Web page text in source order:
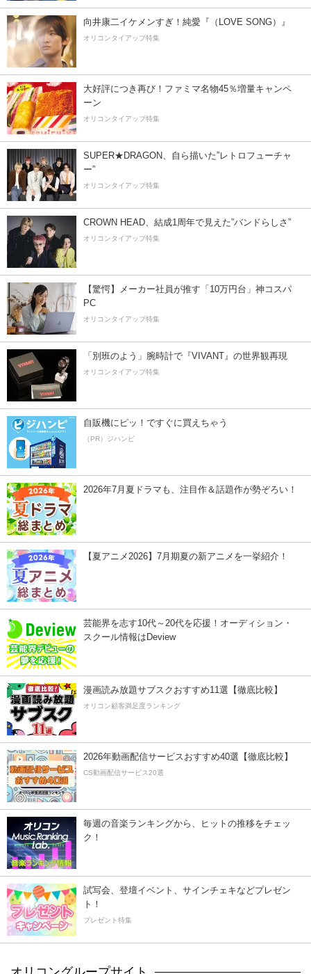
向井康二イケメンすぎ！純愛『（LOVE SONG）』
オリコンタイアップ特集
大好評につき再び！ファミマ名物45％増量キャンペ
ーン
オリコンタイアップ特集
SUPER★DRAGON、自ら描いた”レトロフューチャ
ー”
オリコンタイアップ特集
CROWN HEAD、結成1周年で見えた”バンドらしさ”
オリコンタイアップ特集
【驚愕】メーカー社員が推す「10万円台」神コスパ
PC
オリコンタイアップ特集
「別班のよう」腕時計で『VIVANT』の世界観再現
オリコンタイアップ特集
自販機にピッ！ですぐに買えちゃう
（PR）ジハンピ
2026年7月夏ドラマも、注目作＆話題作が勢ぞろい！
【夏アニメ2026】7月期夏の新アニメを一挙紹介！
芸能界を志す10代～20代を応援！オーディション・
スクール情報はDeview
漫画読み放題サブスクおすすめ11選【徹底比較】
オリコン顧客満足度ランキング
2026年動画配信サービスおすすめ40選【徹底比較】
CS動画配信サービス20選
毎週の音楽ランキングから、ヒットの推移をチェッ
ク！
試写会、登壇イベント、サインチェキなどプレゼン
ト！
プレゼント特集